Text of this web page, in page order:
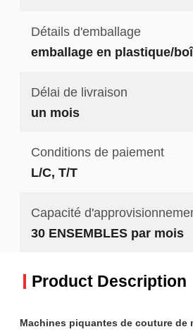
Détails d'emballage
emballage en plastique/
Délai de livraison
un mois
Conditions de paiement
L/C, T/T
Capacité
30 ENSEMBLES par mois
Product Description
Machines piquantes de couture de